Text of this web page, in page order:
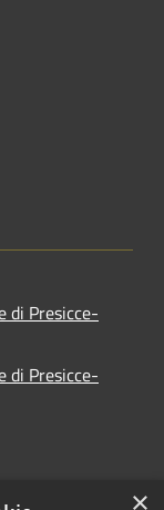
di Presicce-
di Presicce-
×